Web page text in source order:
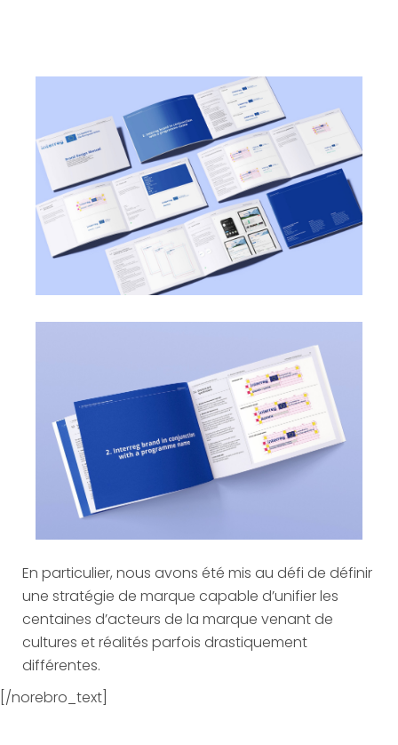
En particulier, nous avons été mis au défi de définir
une stratégie de marque capable d’unifier les
centaines d’acteurs de la marque venant de
cultures et réalités parfois drastiquement
différentes.
[/norebro_text]